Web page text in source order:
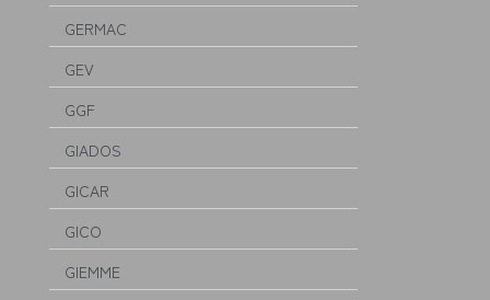
GERMAC
GEV
GGF
GIADOS
GICAR
GICO
GIEMME